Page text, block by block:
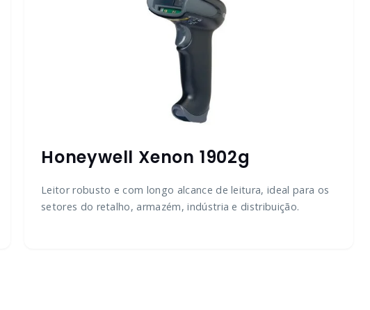
Honeywell Xenon 1902g
Leitor robusto e com longo alcance de leitura, ideal para os
setores do retalho, armazém, indústria e distribuição.